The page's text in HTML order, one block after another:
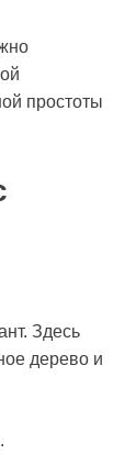
простоты
Здесь
дерево и